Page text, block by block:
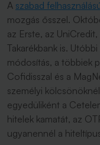
A szabad
mozgás ősszel.
az Erste, az
Takarékbank is.
módosítás, a többiek
Cofidisszal és a
személyi
egyedüliként a
hitelek kamatát, az
ugyanennél a